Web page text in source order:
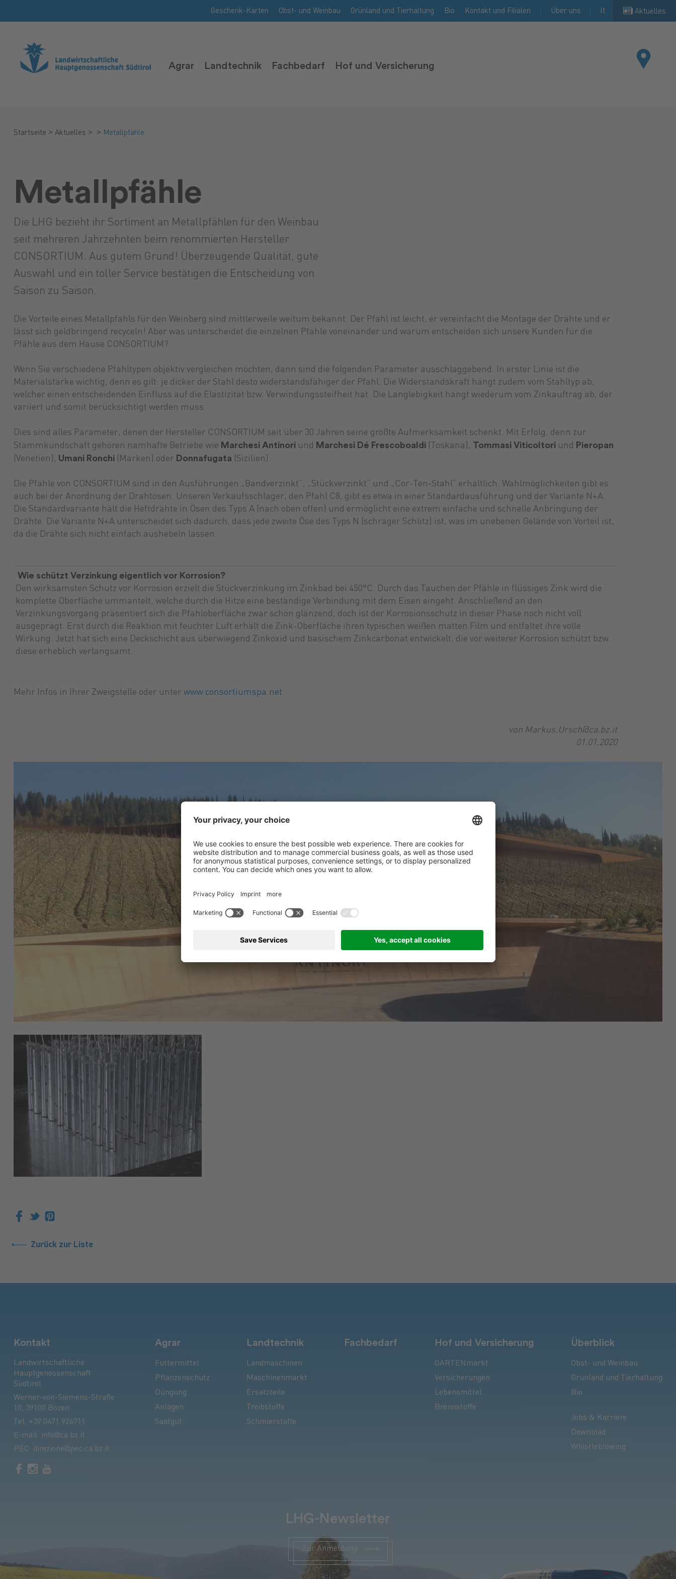
Geschenk-Karten Obst- und Weinbau Grünland und Tierhaltung Bio Kontakt und Filialen Über uns It Aktuelles
Agrar Landtechnik Fachbedarf Hof und Versicherung
Startseite > Aktuelles > > Metallpfähle
Metallpfähle
Die LHG bezieht ihr Sortiment an Metallpfählen für den Weinbau
seit mehreren Jahrzehnten beim renommierten Hersteller
CONSORTIUM. Aus gutem Grund! Überzeugende Qualität, gute
Auswahl und ein toller Service bestätigen die Entscheidung von
Saison zu Saison.
Die Vorteile eines Metallpfahls für den Weinberg sind mittlerweile weitum bekannt. Der Pfahl ist leicht, er vereinfacht die Montage der Drähte und er
lässt sich geldbringend recyceln! Aber was unterscheidet die einzelnen Pfähle voneinander und warum entscheiden sich unsere Kunden für die
Pfähle aus dem Hause CONSORTIUM?
Wenn Sie verschiedene Pfahltypen objektiv vergleichen möchten, dann sind die folgenden Parameter ausschlaggebend. In erster Linie ist die
Materialstärke wichtig, denn es gilt: je dicker der Stahl desto widerstandsfähiger der Pfahl. Die Widerstandskraft hängt zudem vom Stahltyp ab,
welcher einen entscheidenden Einfluss auf die Elastizität bzw. Verwindungssteifheit hat. Die Langlebigkeit hängt wiederum vom Zinkauftrag ab, der
variiert und somit berücksichtigt werden muss.
Dies sind alles Parameter, denen der Hersteller CONSORTIUM seit über 30 Jahren seine größte Aufmerksamkeit schenkt. Mit Erfolg, denn zur
Stammkundschaft gehören namhafte Betriebe wie Marchesi Antinori und Marchesi Dé Frescoboaldi (Toskana), Tommasi Viticoltori und Pieropan
(Venetien), Umani Ronchi (Marken) oder Donnafugata (Sizilien).
Die Pfähle von CONSORTIUM sind in den Ausführungen „Bandverzinkt“, „Stückverzinkt“ und „Cor-Ten-Stahl“ erhältlich. Wahlmöglichkeiten gibt es
auch bei der Anordnung der Drahtösen. Unseren Verkaufsschlager, den Pfahl C8, gibt es etwa in einer Standardausführung und der Variante N+A.
Die Standardvariante hält die Heftdrähte in Ösen des Typs A (nach oben offen) und ermöglicht eine extrem einfache und schnelle Anbringung der
Drähte. Die Variante N+A unterscheidet sich dadurch, dass jede zweite Öse des Typs N (schräger Schlitz) ist, was im unebenen Gelände von Vorteil ist,
da die Drähte sich nicht einfach aushebeln lassen.
Wie schützt Verzinkung eigentlich vor Korrosion?
Den wirksamsten Schutz vor Korrosion erzielt die Stückverzinkung im Zinkbad bei 450°C. Durch das Tauchen der Pfähle in flüssiges Zink wird die
komplette Oberfläche ummantelt, welche durch die Hitze eine beständige Verbindung mit dem Eisen eingeht. Anschließend an den
Verzinkungsvorgang präsentiert sich die Pfahloberfläche zwar schön glänzend, doch ist der Korrosionsschutz in dieser Phase noch nicht voll
ausgeprägt. Erst durch die Reaktion mit feuchter Luft erhält die Zink-Oberfläche ihren typischen weißen matten Film und entfaltet ihre volle
Wirkung. Jetzt hat sich eine Deckschicht aus überwiegend Zinkoxid und basischem Zinkcarbonat entwickelt, die vor weiterer Korrosion schützt bzw.
diese erheblich verlangsamt.
Mehr Infos in Ihrer Zweigstelle oder unter www.consortiumspa.net.
von Markus.Ursch@ca.bz.it
01.01.2020
Zurück zur Liste
Kontakt
Landwirtschaftliche
Hauptgenossenschaft
Südtirol
Werner-von-Siemens-Straße
10, 39100 Bozen
Tel. +39 0471 926711
E-mail: info@ca.bz.it
PEC: direzione@pec.ca.bz.it
Agrar
Futtermittel
Pflanzenschutz
Düngung
Anlagen
Saatgut
Landtechnik
Landmaschinen
Maschinenmarkt
Ersatzteile
Treibstoffe
Schmierstoffe
Fachbedarf Hof und Versicherung
GARTENmarkt
Versicherungen
Lebensmittel
Brennstoffe
Überblick
Obst- und Weinbau
Grünland und Tierhaltung
Bio
Jobs & Karriere
Download
Whistleblowing
LHG-Newsletter
Zur Anmeldung